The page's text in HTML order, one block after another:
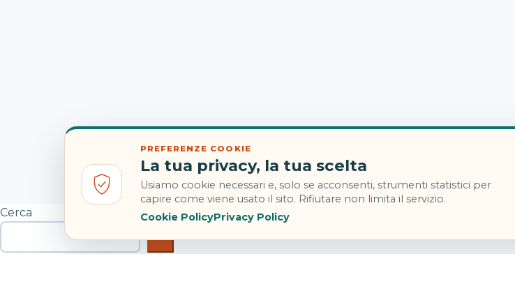
Cerca
Cerca
PREFERENZE COOKIE
La tua privacy, la tua scelta
Usiamo cookie necessari e, solo se acconsenti, strumenti statistici per
capire come viene usato il sito. Rifiutare non limita il servizio.
Cookie PolicyPrivacy Policy